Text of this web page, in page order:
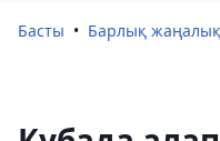
Басты Барлық